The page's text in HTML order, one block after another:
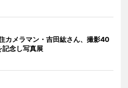
カメラマン・吉田紘さん、撮影40
念し写真展